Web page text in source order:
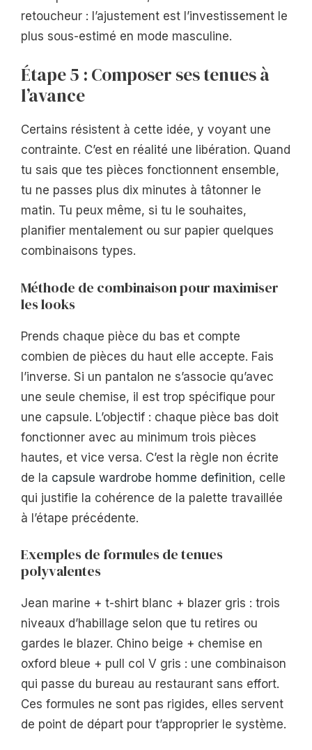
retoucheur : l’ajustement est l’investissement le
plus sous-estimé en mode masculine.
Étape 5 : Composer ses tenues à
l’avance
Certains résistent à cette idée, y voyant une
contrainte. C’est en réalité une libération. Quand
tu sais que tes pièces fonctionnent ensemble,
tu ne passes plus dix minutes à tâtonner le
matin. Tu peux même, si tu le souhaites,
planifier mentalement ou sur papier quelques
combinaisons types.
Méthode de combinaison pour maximiser
les looks
Prends chaque pièce du bas et compte
combien de pièces du haut elle accepte. Fais
l’inverse. Si un pantalon ne s’associe qu’avec
une seule chemise, il est trop spécifique pour
une capsule. L’objectif : chaque pièce bas doit
fonctionner avec au minimum trois pièces
hautes, et vice versa. C’est la règle non écrite
de la capsule wardrobe homme definition, celle
qui justifie la cohérence de la palette travaillée
à l’étape précédente.
Exemples de formules de tenues
polyvalentes
Jean marine + t-shirt blanc + blazer gris : trois
niveaux d’habillage selon que tu retires ou
gardes le blazer. Chino beige + chemise en
oxford bleue + pull col V gris : une combinaison
qui passe du bureau au restaurant sans effort.
Ces formules ne sont pas rigides, elles servent
de point de départ pour t’approprier le système.